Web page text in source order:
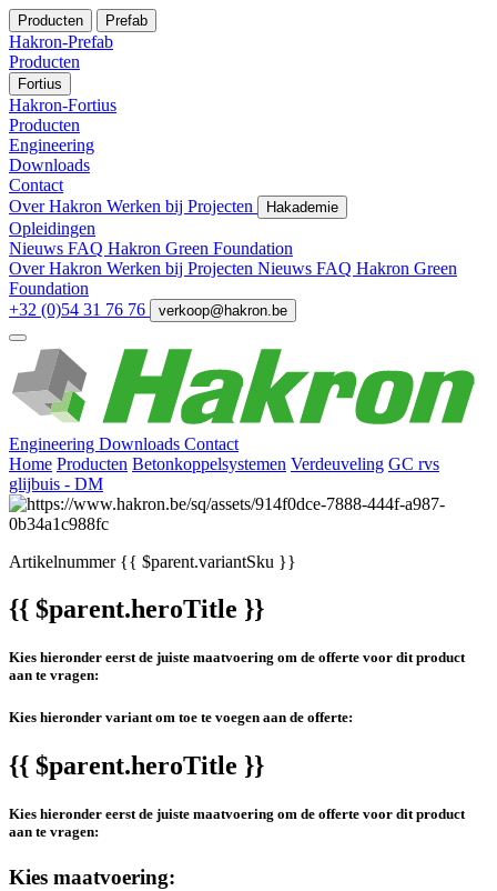
Producten Prefab
Hakron-Prefab
Producten
Fortius
Hakron-Fortius
Producten
Engineering
Downloads
Contact
Over Hakron Werken bij Projecten Hakademie
Opleidingen
Nieuws FAQ Hakron Green Foundation
Over Hakron Werken bij Projecten Nieuws FAQ Hakron Green
Foundation
+32 (0)54 31 76 76
verkoop@hakron.be
Engineering Downloads Contact
Home Producten Betonkoppelsystemen Verdeuveling GC rvs
glijbuis - DM
Artikelnummer{{ $parent.variantSku }}
{{ $parent.heroTitle }}
Kies hieronder eerst de juiste maatvoering om de offerte voor dit product
aan te vragen:
Kies hieronder variant om toe te voegen aan de offerte:
{{ $parent.heroTitle }}
Kies hieronder eerst de juiste maatvoering om de offerte voor dit product
aan te vragen:
Kies maatvoering: